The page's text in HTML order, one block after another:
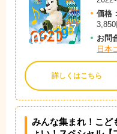
価格：
3,850
お問
日本
詳しくはこちら
みんな集まれ！こど